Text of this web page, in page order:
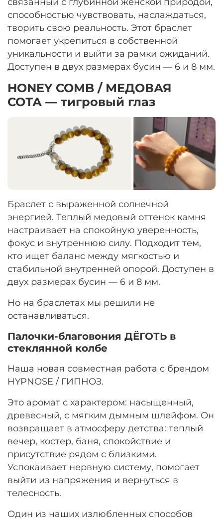
способностью чувствовать, наслаждаться,
творить свою реальность. Этот браслет
помогает укрепиться в собственной
уникальности и выйти за рамки ожиданий.
Доступен в двух размерах бусин — 6 и 8 мм.
HONEY COMB / МЕДОВАЯ
СОТА — тигровый глаз
Браслет с выраженной солнечной
энергией. Теплый медовый оттенок камня
настраивает на спокойную уверенность,
фокус и внутреннюю силу. Подходит тем,
кто ищет баланс между мягкостью и
стабильной внутренней опорой. Доступен в
двух размерах бусин — 6 и 8 мм.
Но на браслетах мы решили не
останавливаться.
Палочки-благовония ДЁГОТЬ в
стеклянной колбе
Наша новая совместная работа с брендом
HYPNOSE / ГИПНОЗ.
Это аромат с характером: насыщенный,
древесный, с мягким дымным шлейфом. Он
возвращает в атмосферу детства: теплый
вечер, костер, баня, спокойствие и
присутствие рядом с близкими.
Успокаивает нервную систему, помогает
выйти из напряжения и вернуться в
телесность.
Один из наших излюбленных способов